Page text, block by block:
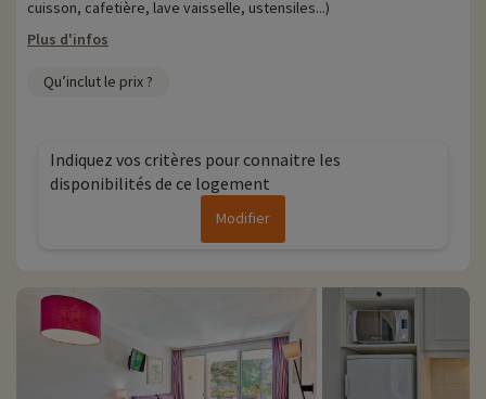
cuisson, cafetière, lave vaisselle, ustensiles...)
Plus d'infos
Qu’inclut le prix ?
Indiquez vos critères pour connaitre les
disponibilités de ce logement
Modifier